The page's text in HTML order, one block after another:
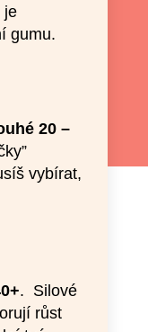
je
gumu.
20 –
vybírat,
. Silové
růst